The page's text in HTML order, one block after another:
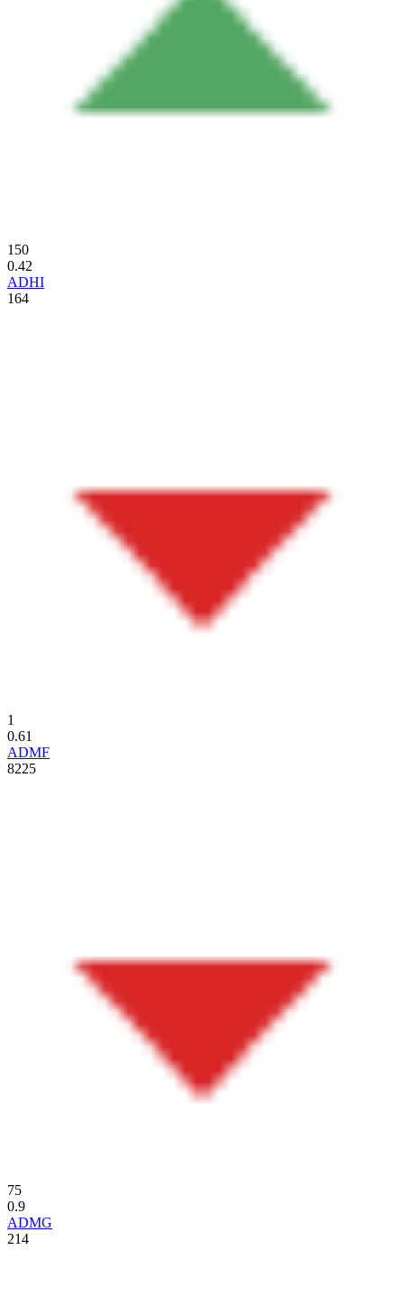
150
0.42
ADHI
164
1
0.61
ADMF
8225
75
0.9
ADMG
214